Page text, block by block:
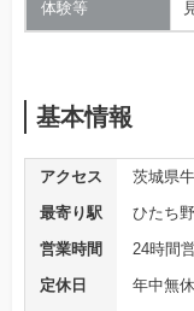
体験等
基本情報
アクセス
茨城県
最寄り駅
ひたち
営業時間
24時間
定休日
年中無休